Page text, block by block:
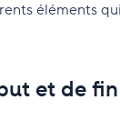
éléments
et de fin